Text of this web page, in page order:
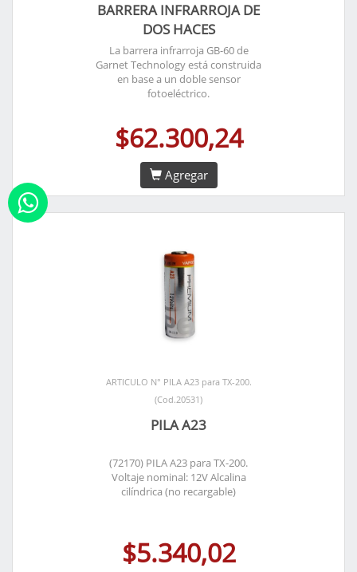
BARRERA INFRARROJA DE
DOS HACES
La barrera infrarroja GB-60 de
Garnet Technology está construida
en base a un doble sensor
fotoeléctrico.
$62.300,24
Agregar
ARTICULO N° PILA A23 para TX-200.
(Cod.20531)
PILA A23
(72170) PILA A23 para TX-200.
Voltaje nominal: 12V Alcalina
cilíndrica (no recargable)
$5.340,02